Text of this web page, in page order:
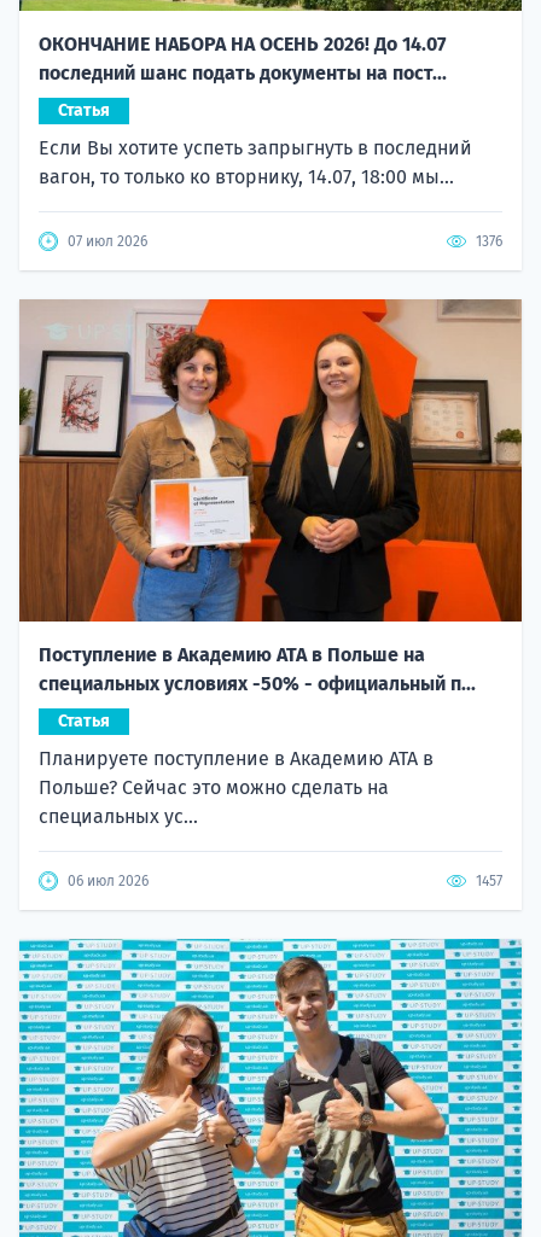
ОКОНЧАНИЕ НАБОРА НА ОСЕНЬ 2026! До 14.07
последний шанс подать документы на пост...
Статья
Если Вы хотите успеть запрыгнуть в последний
вагон, то только ко вторнику, 14.07, 18:00 мы...
07 июл 2026 1376
Поступление в Академию ATA в Польше на
специальных условиях -50% - официальный п...
Статья
Планируете поступление в Академию ATA в
Польше? Сейчас это можно сделать на
специальных ус...
06 июл 2026 1457